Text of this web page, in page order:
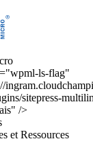
ls-flag"
sitepress-
/>
et Ressources